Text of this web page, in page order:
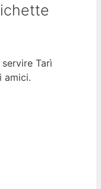
Tarì
amici.